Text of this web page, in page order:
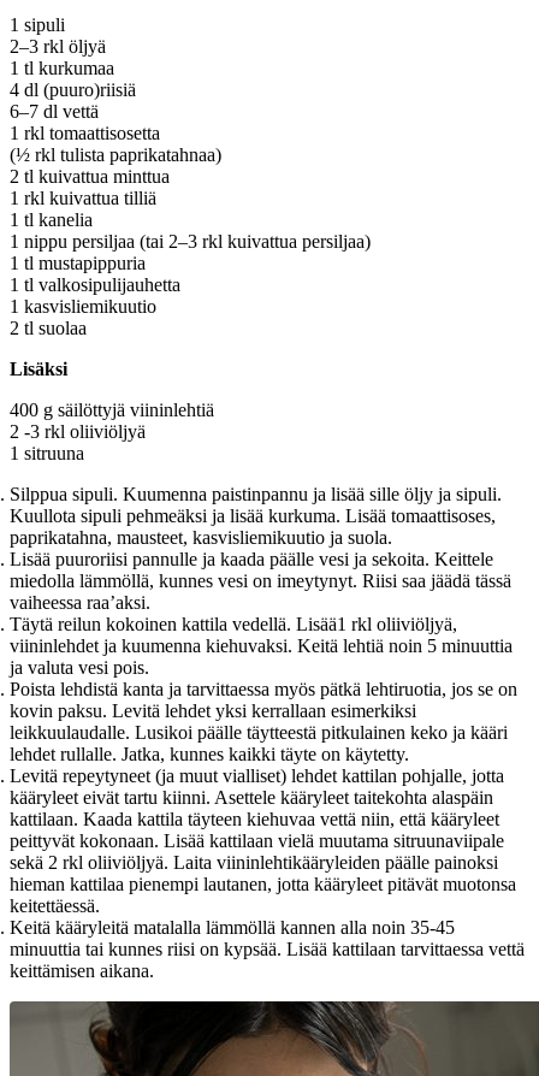
1 sipuli
2–3 rkl öljyä
1 tl kurkumaa
4 dl (puuro)riisiä
6–7 dl vettä
1 rkl tomaattisosetta
(½ rkl tulista paprikatahnaa)
2 tl kuivattua minttua
1 rkl kuivattua tilliä
1 tl kanelia
1 nippu persiljaa (tai 2–3 rkl kuivattua persiljaa)
1 tl mustapippuria
1 tl valkosipulijauhetta
1 kasvisliemikuutio
2 tl suolaa
Lisäksi
400 g säilöttyjä viininlehtiä
2 -3 rkl oliiviöljyä
1 sitruuna
Silppua sipuli. Kuumenna paistinpannu ja lisää sille öljy ja sipuli.
Kuullota sipuli pehmeäksi ja lisää kurkuma. Lisää tomaattisoses,
paprikatahna, mausteet, kasvisliemikuutio ja suola.
Lisää puuroriisi pannulle ja kaada päälle vesi ja sekoita. Keittele
miedolla lämmöllä, kunnes vesi on imeytynyt. Riisi saa jäädä tässä
vaiheessa raa’aksi.
Täytä reilun kokoinen kattila vedellä. Lisää1 rkl oliiviöljyä,
viininlehdet ja kuumenna kiehuvaksi. Keitä lehtiä noin 5 minuuttia
ja valuta vesi pois.
Poista lehdistä kanta ja tarvittaessa myös pätkä lehtiruotia, jos se on
kovin paksu. Levitä lehdet yksi kerrallaan esimerkiksi
leikkuulaudalle. Lusikoi päälle täytteestä pitkulainen keko ja kääri
lehdet rullalle. Jatka, kunnes kaikki täyte on käytetty.
Levitä repeytyneet (ja muut vialliset) lehdet kattilan pohjalle, jotta
kääryleet eivät tartu kiinni. Asettele kääryleet taitekohta alaspäin
kattilaan. Kaada kattila täyteen kiehuvaa vettä niin, että kääryleet
peittyvät kokonaan. Lisää kattilaan vielä muutama sitruunaviipale
sekä 2 rkl oliiviöljyä. Laita viininlehtikääryleiden päälle painoksi
hieman kattilaa pienempi lautanen, jotta kääryleet pitävät muotonsa
keitettäessä.
Keitä kääryleitä matalalla lämmöllä kannen alla noin 35-45
minuuttia tai kunnes riisi on kypsää. Lisää kattilaan tarvittaessa vettä
keittämisen aikana.